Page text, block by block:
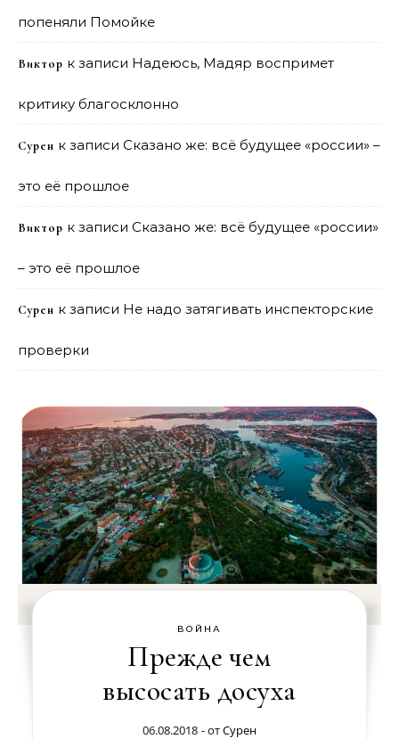
попеняли Помойке
Виктор к записи Надеюсь, Мадяр воспримет
критику благосклонно
Сурен к записи Сказано же: всё будущее «россии» –
это её прошлое
Виктор к записи Сказано же: всё будущее «россии»
– это её прошлое
Сурен к записи Не надо затягивать инспекторские
проверки
ВОЙНА
Прежде чем
высосать досуха
06.08.2018 - отСурен